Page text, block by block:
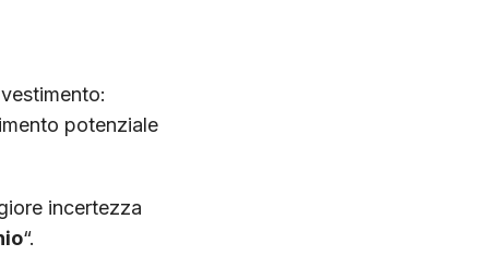
potenziale
incertezza
“.